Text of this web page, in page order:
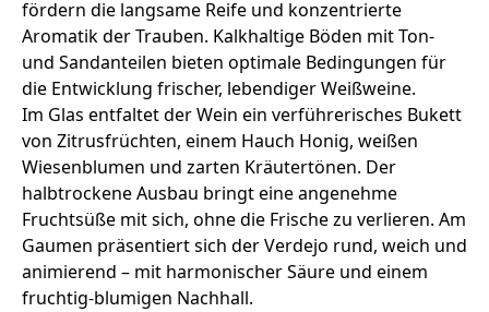
fördern die langsame Reife und konzentrierte
Aromatik der Trauben. Kalkhaltige Böden mit Ton-
und Sandanteilen bieten optimale Bedingungen für
die Entwicklung frischer, lebendiger Weißweine.
Im Glas entfaltet der Wein ein verführerisches Bukett
von Zitrusfrüchten, einem Hauch Honig, weißen
Wiesenblumen und zarten Kräutertönen. Der
halbtrockene Ausbau bringt eine angenehme
Fruchtsüße mit sich, ohne die Frische zu verlieren. Am
Gaumen präsentiert sich der Verdejo rund, weich und
animierend – mit harmonischer Säure und einem
fruchtig-blumigen Nachhall.